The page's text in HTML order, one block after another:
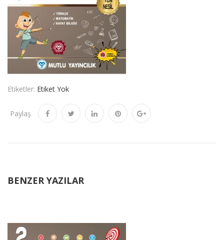
Etiketler: Etiket Yok
Paylaş
BENZER YAZILAR